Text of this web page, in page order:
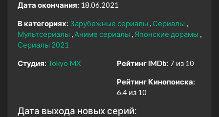
Дата окончания: 18.06.2021
В категориях: Зарубежные сериалы
Сериалы
Мультсериалы
Аниме сериалы
Японские дорамы
Сериалы 2021
Студия: Tokyo MX Рейтинг IMDb: 7 из 10
Рейтинг Кинопоиска:
6.4 из 10
Дата выхода новых серий: